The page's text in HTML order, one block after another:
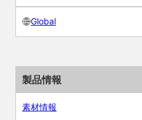
Global
製品情報
素材情報